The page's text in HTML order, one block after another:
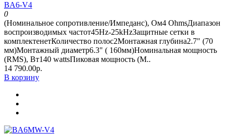
BA6-V4
0
(Номинальное сопротивление/Импеданс), Ом4 OhmsДиапазон
воспроизводимых частот45Hz-25kHzЗащитные сетки в
комплектенетКоличество полос2Монтажная глубина2.7" (70
мм)Монтажный диаметр6.3" ( 160мм)Номинальная мощность
(RMS), Вт140 wattsПиковая мощность (M..
14 790.00р.
В корзину